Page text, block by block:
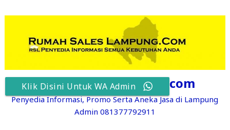
content
RumahSalesLampung.com
Penyedia Informasi, Promo Serta Aneka Jasa di Lampung
Admin 081377792911
Klik Disini Untuk WA Admin